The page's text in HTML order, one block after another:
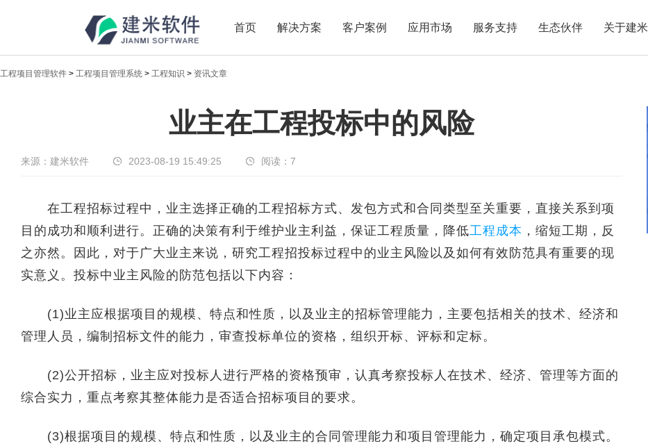
首页 解决方案 客户案例 应用市场 服务支持 生态伙伴 关于建米
业主在工程投标中的风险
业主在工程投标中的风险
工程项目管理软件 > 工程项目管理系统 > 工程知识 > 资讯文章
业主在工程投标中的风险
来源：建米软件 2023-08-19 15:49:25 阅读： 7
在工程招标过程中，业主选择正确的工程招标方式、发包方式和合同类型至关重要，直接关系到项
目的成功和顺利进行。正确的决策有利于维护业主利益，保证工程质量，降低工程成本 ，缩短工期，反
之亦然。因此，对于广大业主来说，研究工程招投标过程中的业主风险以及如何有效防范具有重要的现
实意义。投标中业主风险的防范包括以下内容：
(1)业主应根据项目的规模、特点和性质，以及业主的招标管理能力，主要包括相关的技术、经济和
管理人员，编制招标文件的能力，审查投标单位的资格，组织开标、评标和定标。
(2)公开招标，业主应对投标人进行严格的资格预审，认真考察投标人在技术、经济、管理等方面的
综合实力，重点考察其整体能力是否适合招标项目的要求。
(3)根据项目的规模、特点和性质，以及业主的合同管理能力和项目管理能力，确定项目承包模式。